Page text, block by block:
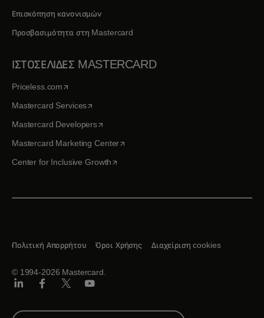
Επισκόπηση κανονισμών
Προσβασιμότητα στη Mastercard
ΙΣΤΟΣΕΛΙΔΕΣ MASTERCARD
Priceless.comopens in a new tab
Mastercard Servicesopens in a new tab
Mastercard Developersopens in a new tab
Mastercard Marketing Centeropens in a new tab
Center for Inclusive Growthopens in a new tab
© 1994-2026 Mastercard.
Πολιτική Απορρήτου Όροι Χρήσης Διαχείριση cookies
Select